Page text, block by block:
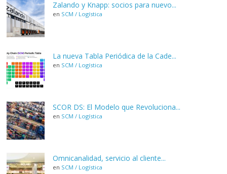
Zalando y Knapp: socios para nuevo...
en SCM / Logística
La nueva Tabla Periódica de la Cade...
en SCM / Logística
SCOR DS: El Modelo que Revoluciona...
en SCM / Logística
Omnicanalidad, servicio al cliente...
en SCM / Logística